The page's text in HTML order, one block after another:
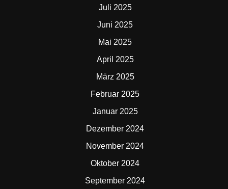
Juli 2025
Juni 2025
Mai 2025
April 2025
März 2025
Februar 2025
Januar 2025
Dezember 2024
November 2024
Oktober 2024
September 2024